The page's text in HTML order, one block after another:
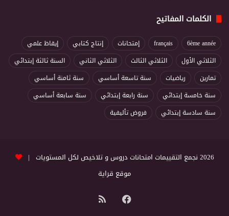
الكلمات المفاتيح
6ème année
français إمتحانات إنتاج كتابي
إيقاظ علمي
الثلاثي الأول
الثلاثي الثالث الثلاثي الثاني
السنة ثالثة إبتدائي
تمارين
رياضيات سنة تاسعة أساسي
سنة ثامنة أساسي
سنة خامسة إبتدائي
سنة رابعة إبتدائي
سنة سابعة أساسي
سنة سادسة إبتدائي
فروض تأليفية
2026 نجمع التقييمات امتحانات دروس و تلاخيص لكل المستويات |
موقع قراية
فيسبوك